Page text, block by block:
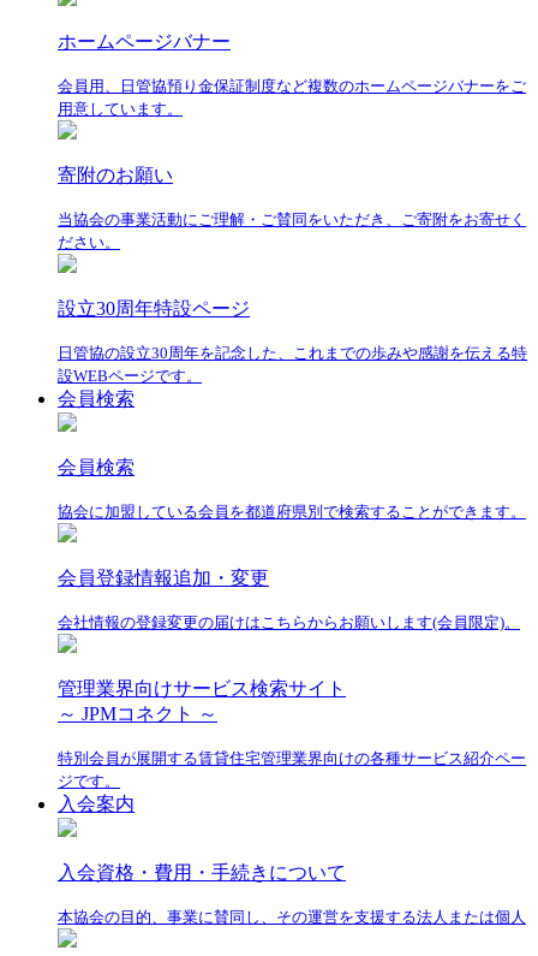
ホームページバナー
会員用、日管協預り金保証制度など複数のホームページバナーをご
用意しています。
寄附のお願い
当協会の事業活動にご理解・ご賛同をいただき、ご寄附をお寄せく
ださい。
設立30周年特設ページ
日管協の設立30周年を記念した、これまでの歩みや感謝を伝える特
設WEBページです。
会員検索
会員検索
協会に加盟している会員を都道府県別で検索することができます。
会員登録情報追加・変更
会社情報の登録変更の届けはこちらからお願いします(会員限定)。
管理業界向けサービス検索サイト
～ JPMコネクト ～
特別会員が展開する賃貸住宅管理業界向けの各種サービス紹介ペー
ジです。
入会案内
入会資格・費用・手続きについて
本協会の目的、事業に賛同し、その運営を支援する法人または個人